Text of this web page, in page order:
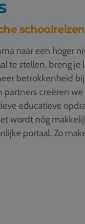
schoolreizen
naar een hoger
te stellen, breng
betrokkenheid
creëren
educatieve
wordt nóg
portaal. Zo